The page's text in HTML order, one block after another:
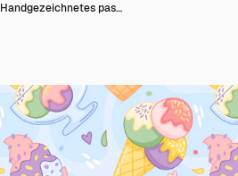
Handgezeichnetes pas…